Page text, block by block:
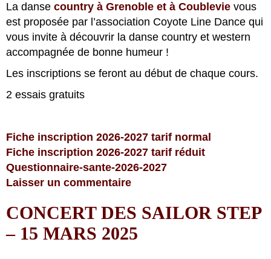
La danse country à Grenoble et à Coublevie vous
est proposée par l’association Coyote Line Dance qui
vous invite à découvrir la danse country et western
accompagnée de bonne humeur !
Les inscriptions se feront au début de chaque cours.
2 essais gratuits
Fiche inscription 2026-2027 tarif normal
Fiche inscription 2026-2027 tarif réduit
Questionnaire-sante-2026-2027
Laisser un commentaire
CONCERT DES SAILOR STEP
– 15 MARS 2025